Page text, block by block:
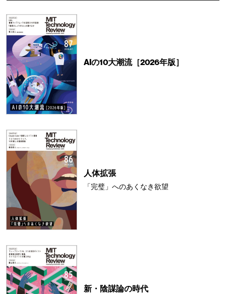
AIの10大潮流［2026年版］
人体拡張
「完璧」へのあくなき欲望
新・陰謀論の時代